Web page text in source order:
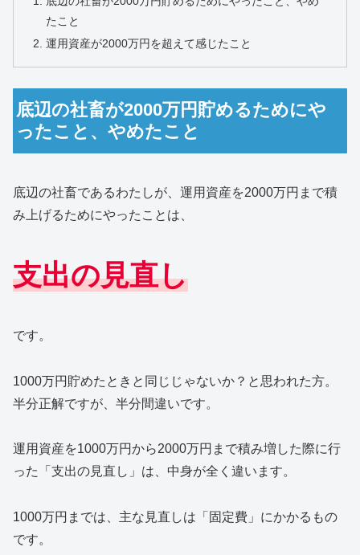
たこと
運用資産が2000万円を超えて感じたこと
底辺の社畜が2000万円貯めるためにや
ったこと、やめたこと
底辺の社畜であるわたしが、運用資産を2000万円まで積
み上げるためにやったことは、
支出の見直し
です。
1000万円貯めたときと同じじゃないか？と思われた方。
半分正解ですが、半分間違いです。
運用資産を1000万円から2000万円まで積み増した際に行
った「支出の見直し」は、中身が全く違います。
1000万円までは、主な見直しは「固定費」にかかるもの
です。